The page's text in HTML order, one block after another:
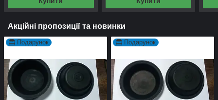
Акційні пропозиції та новинки
Подарунок Подарунок